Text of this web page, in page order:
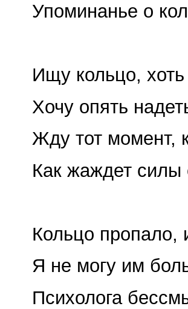
Упоминанье о
Ищу кольцо,
Хочу опять
Жду тот момент,
Как жаждет силы
Кольцо пропало,
Я не могу им
Психолога